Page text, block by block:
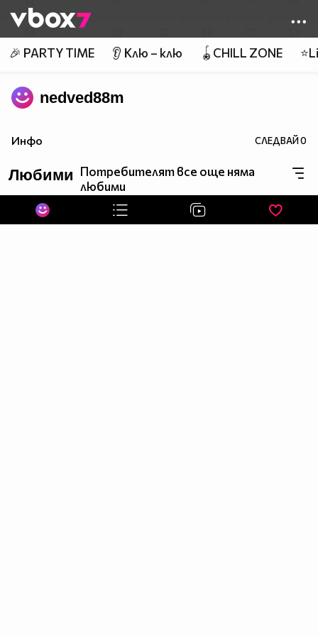
👾
🎉 PARTY TIME 👂 Клю – клю 🪀CHILL ZONE
nedved88m
Инфо СЛЕДВАЙ0
Любими Потребителят все още няма
любими